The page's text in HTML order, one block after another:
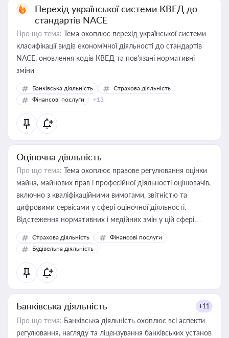
Перехід української системи КВЕД до
стандартів NACE
Про що тема: Тема охоплює перехід української системи
класифікації видів економічної діяльності до стандартів
NACE, оновлення кодів КВЕД та пов'язані нормативні
зміни
Банківська діяльність
Страхова діяльність
Фінансові послуги
+13
Оціночна діяльність
Про що тема: Тема охоплює правове регулювання оцінки
майна, майнових прав і професійної діяльності оцінювачів,
включно з кваліфікаційними вимогами, звітністю та
цифровими сервісами у сфері оціночної діяльності.
Відстеження нормативних і медійних змін у цій сфері
корисне для власника бізнесу, керівника, юриста або
бухгалтера під час оподаткування, приватизації, оренди
державного майна, корпоративних угод і перевірки
статусу суб'єктів оціночної діяльності
Страхова діяльність
Фінансові послуги
Будівельна діяльність
Банківська діяльність +11
Про що тема: Банківська діяльність охоплює всі аспекти
регулювання, нагляду та ліцензування банківських установ